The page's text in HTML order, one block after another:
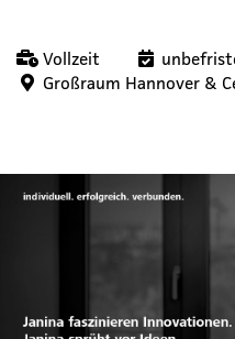
Vollzeit
Großraum Hannover &